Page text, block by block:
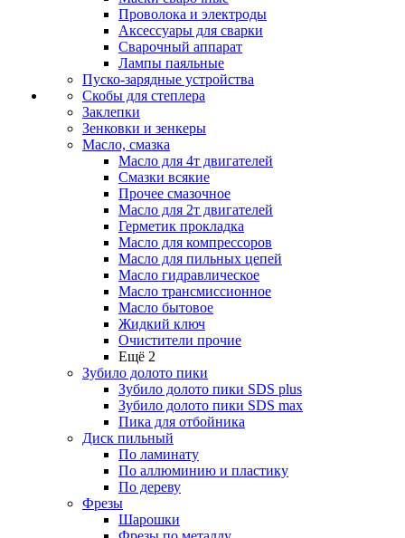
Проволока и электроды
Аксессуары для сварки
Сварочный аппарат
Лампы паяльные
Пуско-зарядные устройства
Скобы для степлера
Заклепки
Зенковки и зенкеры
Масло, смазка
Масло для 4т двигателей
Смазки всякие
Прочее смазочное
Масло для 2т двигателей
Герметик прокладка
Масло для компрессоров
Масло для пильных цепей
Масло гидравлическое
Масло трансмиссионное
Масло бытовое
Жидкий ключ
Очистители прочие
Ещё 2
Зубило долото пики
Зубило долото пики SDS plus
Зубило долото пики SDS max
Пика для отбойника
Диск пильный
По ламинату
По аллюминию и пластику
По дереву
Фрезы
Шарошки